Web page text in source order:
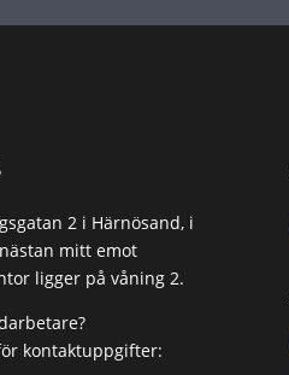
2 i Härnösand, i
mitt emot
ligger på våning 2.
kontaktuppgifter: